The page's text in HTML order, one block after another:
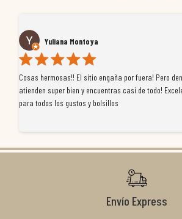
Yuliana Montoya
Cosas hermosas!! El sitio engaña por fuera! Pero
atienden super bien y encuentras casi de todo!
para todos los gustos y bolsillos
Envío Express